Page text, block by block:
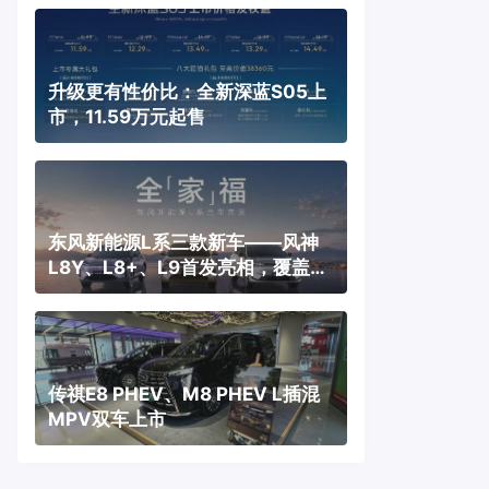
升级更有性价比：全新深蓝S05上
市，11.59万元起售
东风新能源L系三款新车——风神
L8Y、L8+、L9首发亮相，覆盖纯
电、插混、增程三种动力
传祺E8 PHEV、M8 PHEV L插混
MPV双车上市